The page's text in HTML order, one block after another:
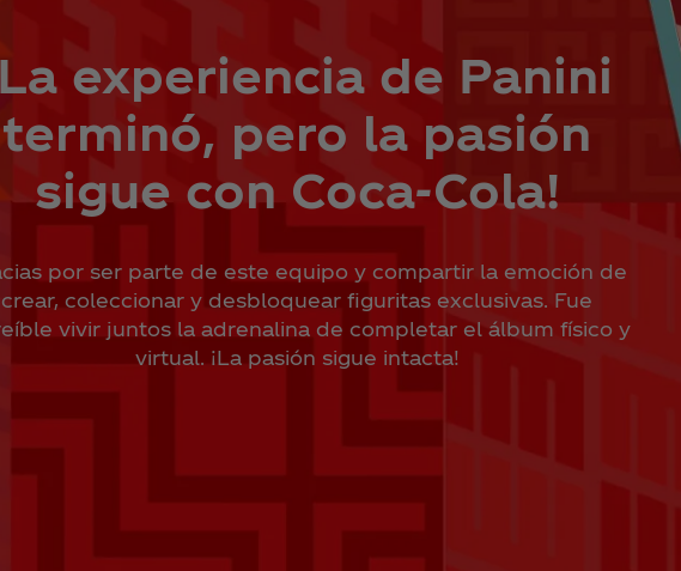
experiencia de Panini
terminó, pero la pasión
sigue con Coca‑Cola!
por ser parte de este equipo y compartir la emoción de
crear, coleccionar y desbloquear figuritas exclusivas. Fue
vivir juntos la adrenalina de completar el álbum físico y
virtual. ¡La pasión sigue intacta!